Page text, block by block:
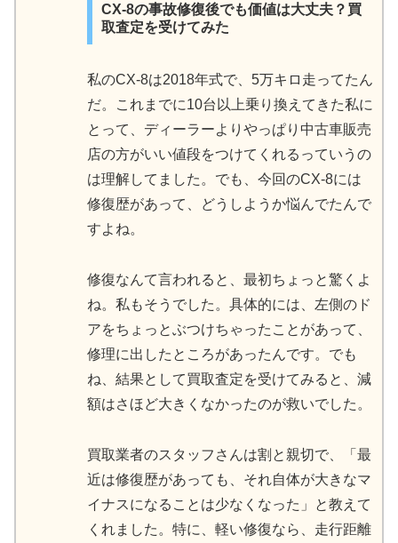
CX-8の事故修復後でも価値は大丈夫？買
取査定を受けてみた
私のCX-8は2018年式で、5万キロ走ってたん
だ。これまでに10台以上乗り換えてきた私に
とって、ディーラーよりやっぱり中古車販売
店の方がいい値段をつけてくれるっていうの
は理解してました。でも、今回のCX-8には
修復歴があって、どうしようか悩んでたんで
すよね。
修復なんて言われると、最初ちょっと驚くよ
ね。私もそうでした。具体的には、左側のド
アをちょっとぶつけちゃったことがあって、
修理に出したところがあったんです。でも
ね、結果として買取査定を受けてみると、減
額はさほど大きくなかったのが救いでした。
買取業者のスタッフさんは割と親切で、「最
近は修復歴があっても、それ自体が大きなマ
イナスになることは少なくなった」と教えて
くれました。特に、軽い修復なら、走行距離